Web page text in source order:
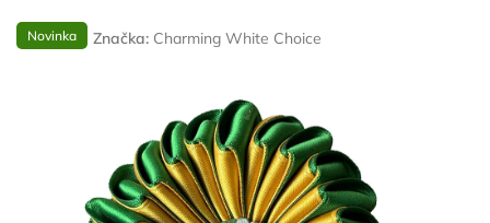
Novinka Značka: Charming White Choice